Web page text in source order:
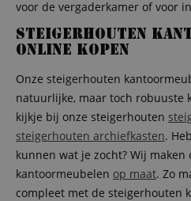
voor de vergaderkamer of voor
Steigerhouten
online kopen
Onze steigerhouten
natuurlijke, maar toch robuuste
kijkje bij onze steigerhouten
steigerhouten archiefkasten.
kunnen wat je zocht? Wij maken
kantoormeubelen op maat. Zo
compleet met de steigerhouten